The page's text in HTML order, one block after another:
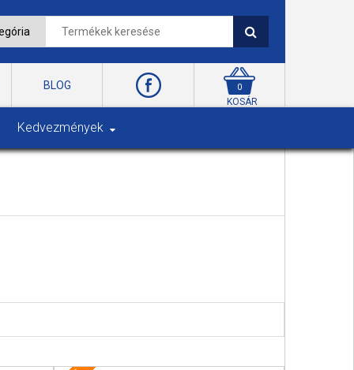
BLOG 0
KOSÁR
Kedvezmények